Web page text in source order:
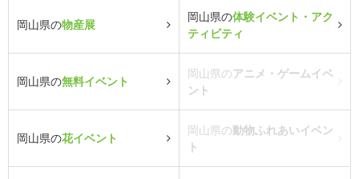
岡山県の物産展
岡山県の体験イベント・アク
ティビティ
岡山県の無料イベント
岡山県のアニメ・ゲームイベ
ント
岡山県の花イベント
岡山県の動物ふれあいイベン
ト